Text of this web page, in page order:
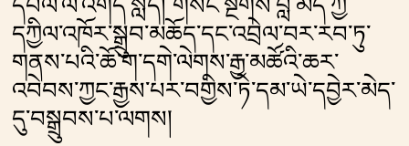
དཀྱིལ་འཁོར་སྒྲུབ་མཆོད་དང་འབྲེལ་བར་རབ་ཏུ་
གནས་པའི་ཆོ་ག་དགེ་ལེགས་རྒྱ་མཚོའི་ཆར་
འབེབས་ཀྱང་རྒྱས་པར་བགྱིས་ཏེ་དམ་ཡེ་དབྱེར་མེད་
དུ་བསྒྲུབས་པ་ལགས།